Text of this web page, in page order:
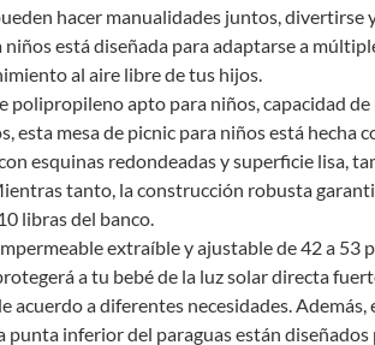
la mayoría de nuestros productos, sin
que son más restrictivas y algunas
. Conoce cuáles son:
o cambio si cambias de opinión
(descarga inmediata).
segunda mano o reacondicionados.
o cortados a medida.
a pedido.
hacer manualidades juntos, divertirse
niños está diseñada para adaptarse a
al aire libre de tus hijos.
polipropileno apto para niños, capacidad
esta mesa de picnic para niños está
esquinas redondeadas y superficie lisa,
tanto, la construcción robusta
libras del banco.
extraíble y ajustable de 42 a 53
a tu bebé de la luz solar directa
acuerdo a diferentes necesidades.
punta inferior del paraguas están